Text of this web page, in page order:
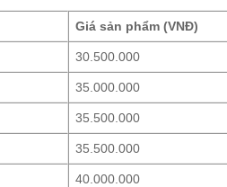
Giá sản phẩm (VNĐ)
30.500.000
35.000.000
35.500.000
35.500.000
40.000.000